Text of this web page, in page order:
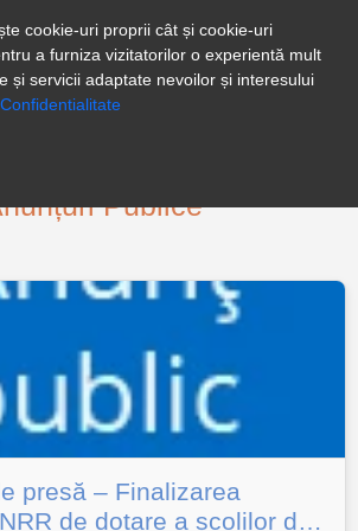
Publice
presă – Finalizarea
de dotare a școlilor din
cookie-uri proprii cât și cookie-uri
a furniza vizitatorilor o experientă mult
și servicii adaptate nevoilor și interesului